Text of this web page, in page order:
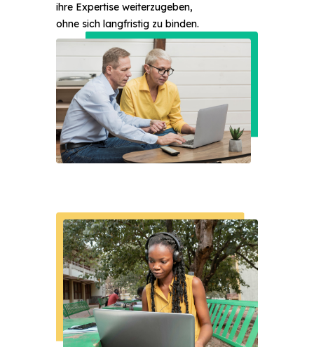
ihre Expertise weiterzugeben,
ohne sich langfristig zu binden.